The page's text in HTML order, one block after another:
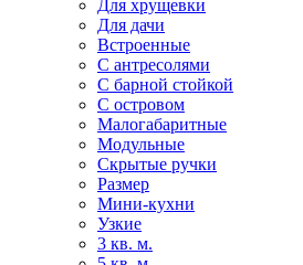
Для хрущевки
Для дачи
Встроенные
С антресолями
С барной стойкой
С островом
Малогабаритные
Модульные
Скрытые ручки
Размер
Мини-кухни
Узкие
3 кв. м.